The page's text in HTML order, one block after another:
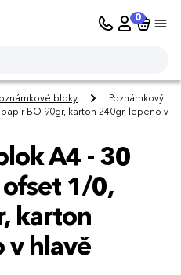
0
bloky
Poznámkový
BO 90gr, karton 240gr, lepeno v
A4 - 30
ofset 1/0,
karton
v hlavě